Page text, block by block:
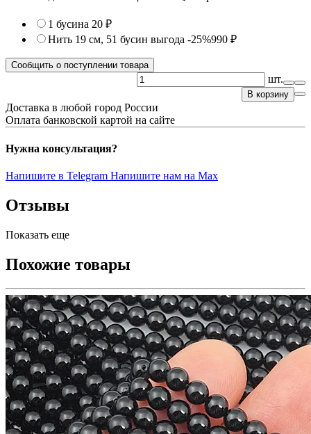
1 бусина 20 ₽
Нить 19 см, 51 бусин выгода -25%990 ₽
Сообщить о поступлении товара
шт.
В корзину
Доставка в любой город России
Оплата банковской картой на сайте
Нужна консультация?
Напишите в Telegram Напишите нам на Max
Отзывы
Показать еще
Похожие товары